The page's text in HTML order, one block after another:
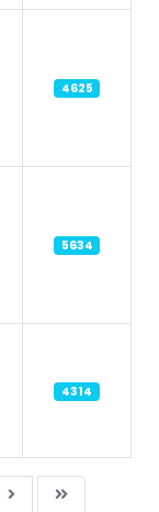
4625
5634
4314